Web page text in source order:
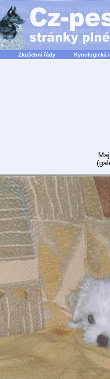
Zkušební řády Kynologická